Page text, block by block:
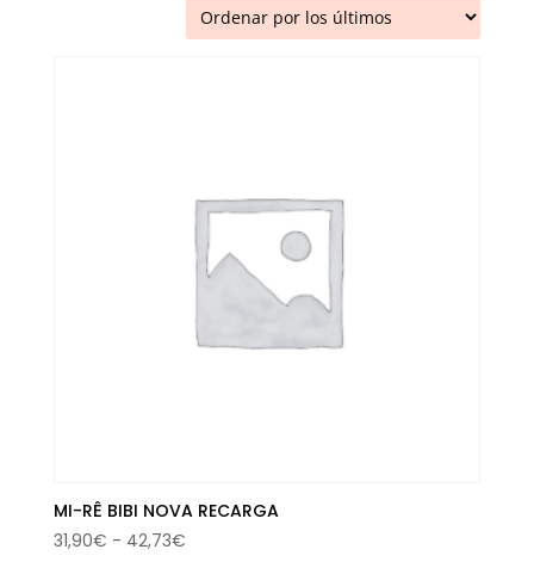
MI-RÊ BIBI NOVA RECARGA
31,90€ - 42,73€Rango